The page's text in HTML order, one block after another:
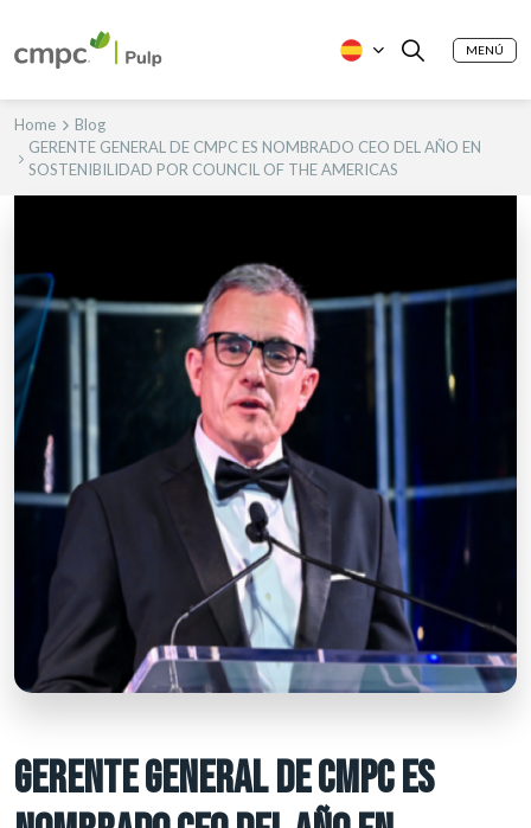
MENÚ
Home
Blog
GERENTE GENERAL DE CMPC ES NOMBRADO CEO DEL AÑO EN
SOSTENIBILIDAD POR COUNCIL OF THE AMERICAS
GERENTE GENERAL DE CMPC ES